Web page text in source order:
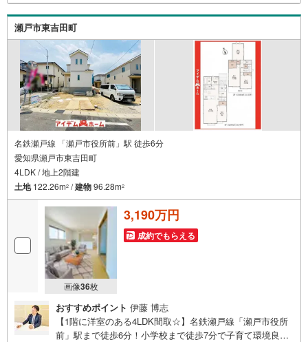
不安な方もおまかせください！弊社HPにて物件のルームツ
アーMOVIEを公開中!!写真だけでは伝わらない物件の魅力
をたっぷりご紹介しております♪さらに店内には豊富な物
件資料や発売予定物件等ございます☆
瀬戸市東吉田町
名鉄瀬戸線 「瀬戸市役所前」駅 徒歩6分
愛知県瀬戸市東吉田町
4LDK / 地上2階建
土地122.26m2 /建物96.28m2
画像36枚
3,190万円
成約でもらえる
おすすめポイント 伊藤 博志
【1階に洋室のある4LDK間取☆】名鉄瀬戸線「瀬戸市役所
前」駅まで徒歩6分！小学校まで徒歩7分で子育て環境良好